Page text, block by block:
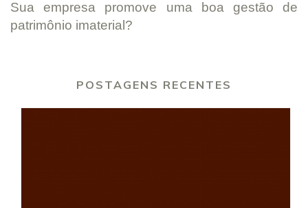
Sua empresa promove uma boa gestão de
patrimônio imaterial?
POSTAGENS RECENTES